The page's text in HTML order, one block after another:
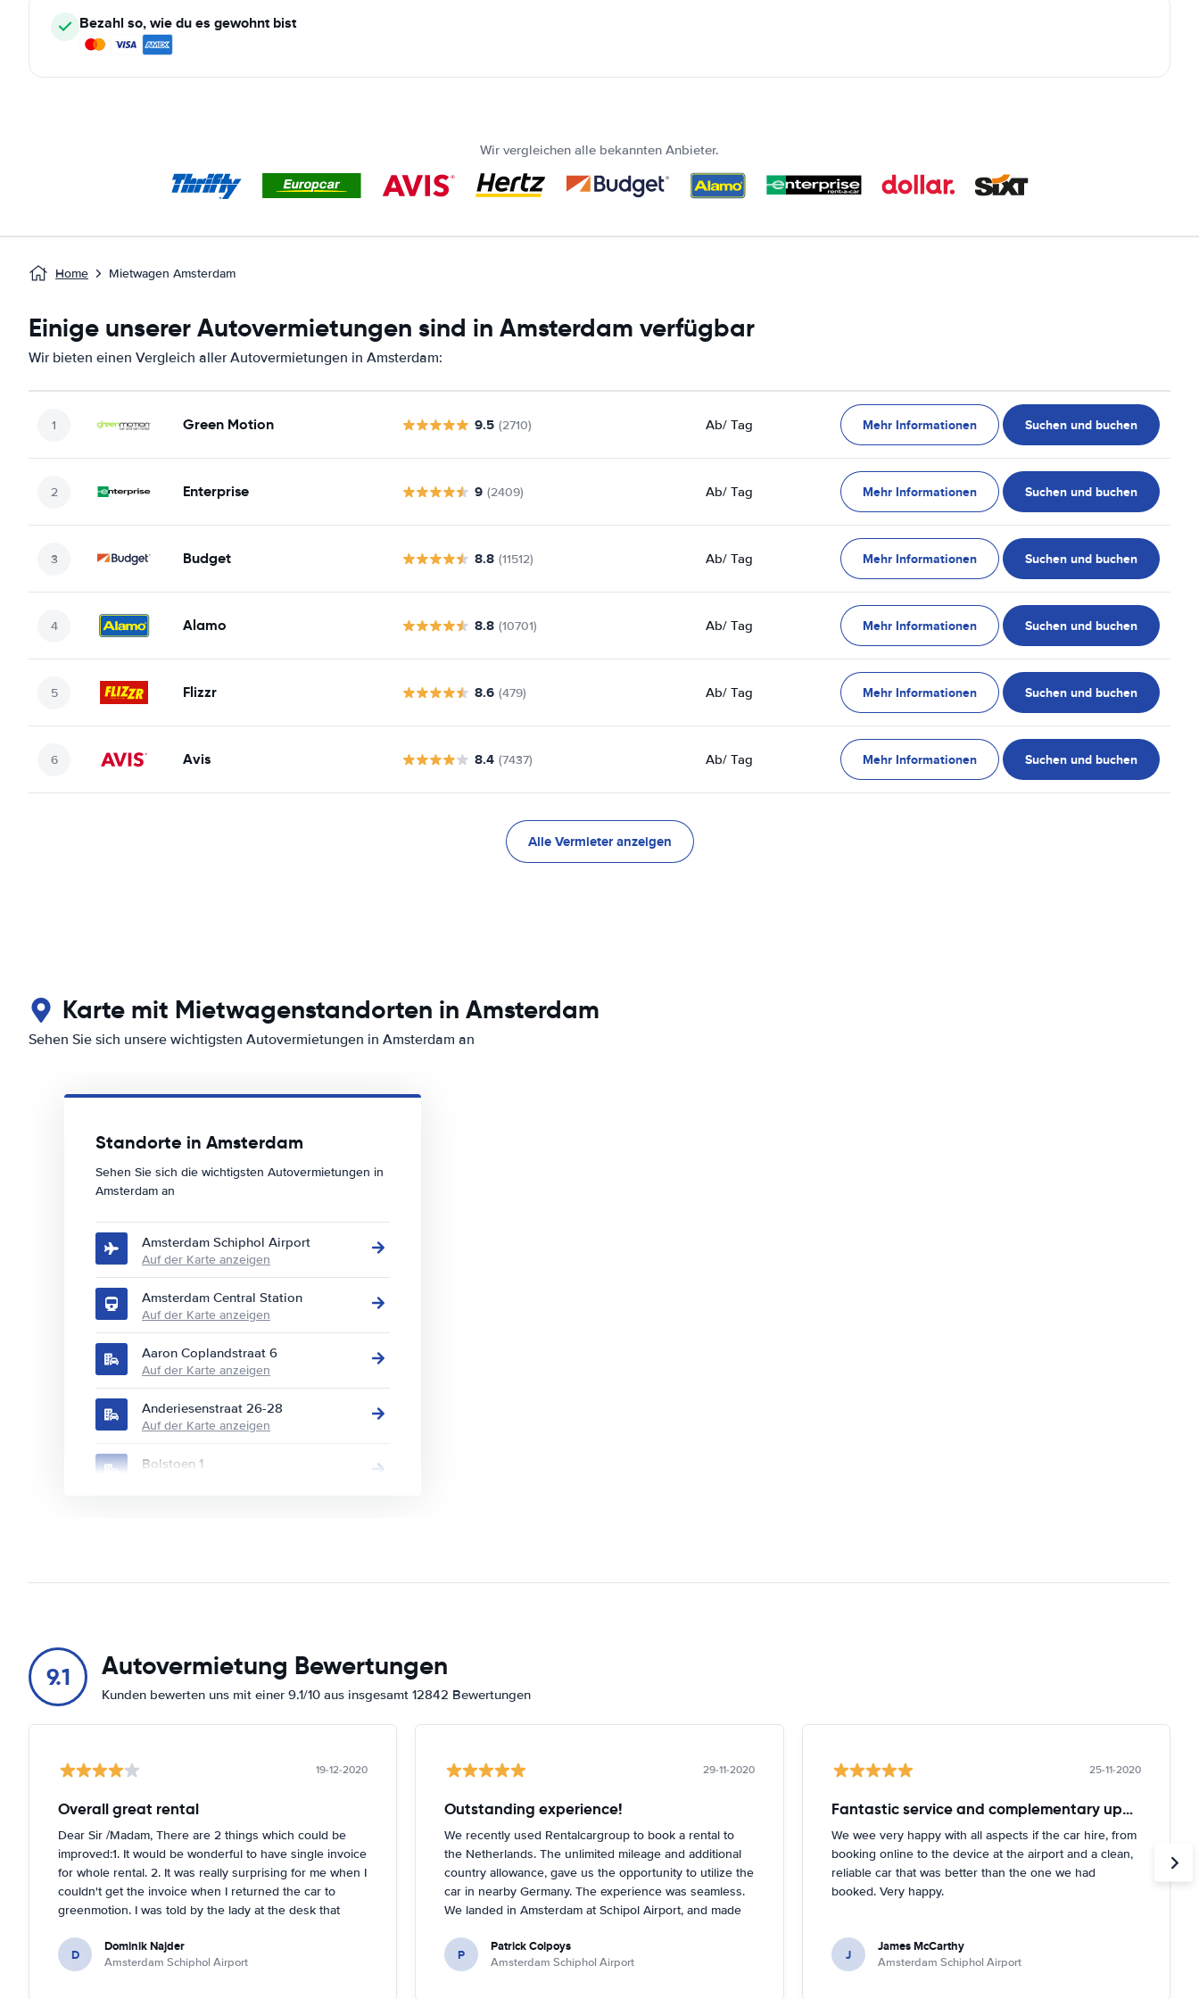
Bezahl so, wie du es gewohnt bist
Wir vergleichen alle bekannten Anbieter.
Home Mietwagen Amsterdam
Einige unserer Autovermietungen sind in Amsterdam verfügbar
Wir bieten einen Vergleich aller Autovermietungen in Amsterdam:
Green Motion 9.5 (2710) Ab/ Tag Mehr Informationen Suchen und buchen
Enterprise 9 (2409) Ab/ Tag Mehr Informationen Suchen und buchen
Budget 8.8 (11512) Ab/ Tag Mehr Informationen Suchen und buchen
Alamo 8.8 (10701) Ab/ Tag Mehr Informationen Suchen und buchen
Flizzr 8.6 (479) Ab/ Tag Mehr Informationen Suchen und buchen
Avis 8.4 (7437) Ab/ Tag Mehr Informationen Suchen und buchen
Alle Vermieter anzeigen
Karte mit Mietwagenstandorten in Amsterdam
Sehen Sie sich unsere wichtigsten Autovermietungen in Amsterdam an
Standorte in Amsterdam
Sehen Sie sich die wichtigsten Autovermietungen in
Amsterdam an
Amsterdam Schiphol Airport
Auf der Karte anzeigen
Amsterdam Central Station
Auf der Karte anzeigen
Aaron Coplandstraat 6
Auf der Karte anzeigen
Anderiesenstraat 26-28
Auf der Karte anzeigen
Bolstoen 1
H.J.E. Wenckebachweg 59
Auf der Karte anzeigen
Auf der Karte anzeigen
Isolatorweg 31
Auf der Karte anzeigen
Jacob Obrechtplein 13-15
Joop Geesinkweg 125
9.1 Autovermietung Bewertungen
Kunden bewerten uns mit einer 9.1/10 aus insgesamt 12842 Bewertungen
19-12-2020
Overall great rental
Dear Sir /Madam, There are 2 things which could be
improved:1. It would be wonderful to have single invoice
for whole rental. 2. It was really surprising for me when I
couldn't get the invoice when I returned the car to
greenmotion. I was told by the lady at the desk that
after that the invoice will be sent to my email address.
I'm not sure if it's a problem to check the car with flash
D Dominik Najder
Amsterdam Schiphol Airport
29-11-2020
Outstanding experience!
We recently used Rentalcargroup to book a rental to
the Netherlands. The unlimited mileage and additional
country allowance, gave us the opportunity to utilize the
car in nearby Germany. The experience was seamless.
We landed in Amsterdam at Schipol Airport, and made
from Rentalcargroup. The agent did not have the car
class that we reserved, but upgraded us at NO
P Patrick Colpoys
Amsterdam Schiphol Airport
25-11-2020
Fantastic service and complementary upgrade
We wee very happy with all aspects if the car hire, from
booking online to the device at the airport and a clean,
reliable car that was better than the one we had
booked. Very happy.
J James McCarthy
Amsterdam Schiphol Airport